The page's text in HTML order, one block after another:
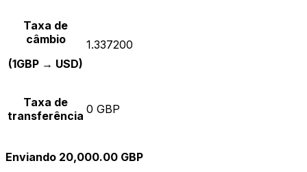
Taxa de
câmbio
(1GBP → USD)
1.337200
Taxa de
transferência 0 GBP
Enviando 20,000.00 GBP